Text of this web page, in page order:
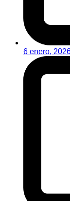
6 enero,